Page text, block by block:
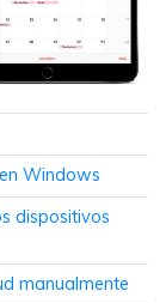
y
los
de
Windows
dispositivos
manualmente